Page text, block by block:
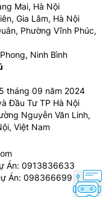
với môi
CS-N18AKH-8
với môi trường.
vời mang lại công
năng lượng. Môi
nhiều đến tình
thiện với môi
Mai, Hà Nội
Gia Lâm, Hà Nội
Phường Vĩnh Phúc,
Ninh Bình
tháng 09 năm 2024
Đầu Tư TP Hà Nội
Nguyễn Văn Linh,
Việt Nam
Án: 0913836633
Án: 0983666996